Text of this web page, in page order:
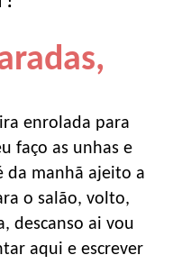
enrolada para
faço as unhas e
da manhã ajeito a
o salão, volto,
descanso ai vou
aqui e escrever